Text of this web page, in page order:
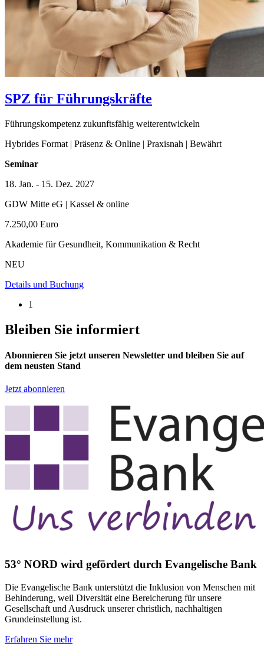
SPZ für Führungskräfte
Führungskompetenz zukunftsfähig weiterentwickeln
Hybrides Format | Präsenz & Online | Praxisnah | Bewährt
Seminar
18. Jan. - 15. Dez. 2027
GDW Mitte eG | Kassel & online
7.250,00 Euro
Akademie für Gesundheit, Kommunikation & Recht
NEU
Details und Buchung
1
Bleiben Sie informiert
Abonnieren Sie jetzt unseren Newsletter und bleiben Sie auf
dem neusten Stand
Jetzt abonnieren
53° NORD wird gefördert durch Evangelische Bank
Die Evangelische Bank unterstützt die Inklusion von Menschen mit
Behinderung, weil Diversität eine Bereicherung für unsere
Gesellschaft und Ausdruck unserer christlich, nachhaltigen
Grundeinstellung ist.
Erfahren Sie mehr